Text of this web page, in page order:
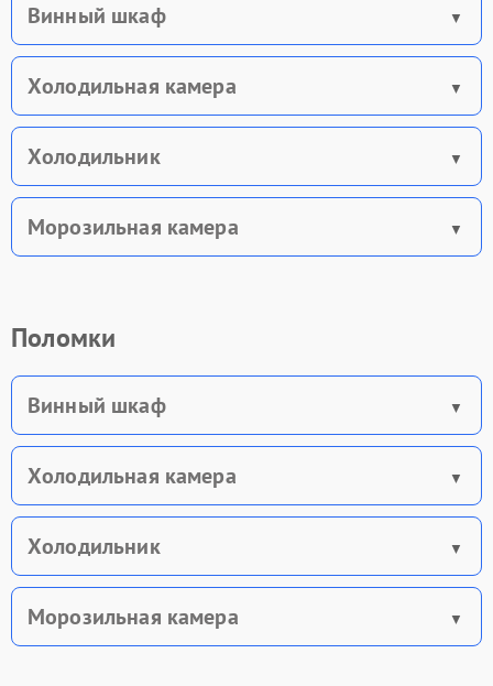
Винный шкаф
Холодильная камера
Холодильник
Морозильная камера
Поломки
Винный шкаф
Холодильная камера
Холодильник
Морозильная камера